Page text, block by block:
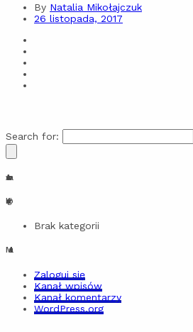
By Natalia Mikołajczuk
26 listopada, 2017
Search for:
Archiwa
Kategorie
Brak kategorii
Meta
Zaloguj się
Kanał wpisów
Kanał komentarzy
WordPress.org